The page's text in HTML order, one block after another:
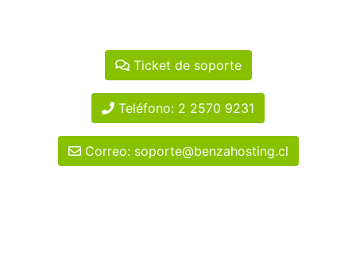
Ticket de soporte
Teléfono: 2 2570 9231
Correo: soporte@benzahosting.cl